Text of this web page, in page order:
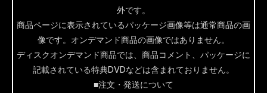
外です。
商品ページに表示されているパッケージ画像等は通常商品の画
像です。オンデマンド商品の画像ではありません。
ディスクオンデマンド商品では、商品コメント、パッケージに
記載されている特典DVDなどは含まれておりません。
■注文・発送について